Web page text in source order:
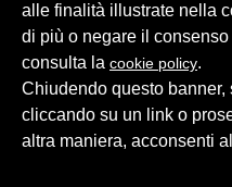
alle finalità illustrate nella
di più o negare il
consulta la cookie policy.
Chiudendo questo
cliccando su un link o
altra maniera, acconsenti